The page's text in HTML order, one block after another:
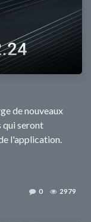
de nouveaux
qui seront
l'application.
0 2979